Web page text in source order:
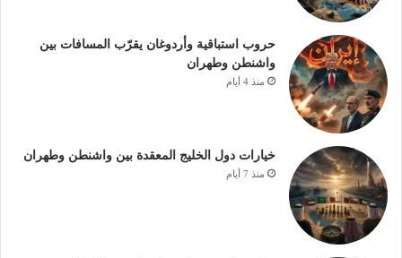
حروب استباقية وأردوغان يقرّب المسافات بين
واشنطن وطهران
منذ 4 أيام
خيارات دول الخليج المعقدة بين واشنطن وطهران
منذ 7 أيام